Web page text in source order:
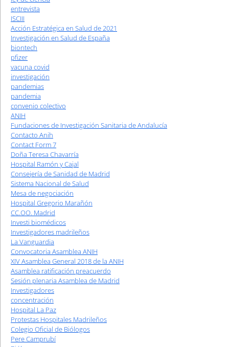
entrevista
ISCIII
Acción Estratégica en Salud de 2021
Investigación en Salud de España
biontech
pfizer
vacuna covid
investigación
pandemias
pandemia
convenio colectivo
ANIH
Fundaciones de Investigación Sanitaria de Andalucía
Contacto Anih
Contact Form 7
Doña Teresa Chavarría
Hospital Ramón y Cajal
Consejería de Sanidad de Madrid
Sistema Nacional de Salud
Mesa de negociación
Hospital Gregorio Marañón
CC.OO. Madrid
Investi biomédicos
Investigadores madrileños
La Vanguardia
Convocatoria Asamblea ANIH
XIV Asamblea General 2018 de la ANIH
Asamblea ratificación preacuerdo
Sesión plenaria Asamblea de Madrid
Investigadores
concentración
Hospital La Paz
Protestas Hospitales Madrileños
Colegio Oficial de Biólogos
Pere Camprubí